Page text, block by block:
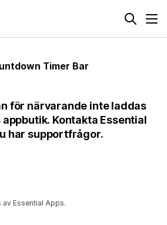
Timer Bar
för närvarande inte laddas
Kontakta Essential
har supportfrågor.
Essential Apps.